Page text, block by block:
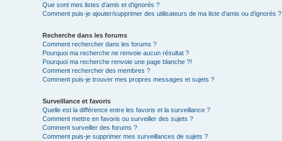
Que sont mes listes d’amis et d’ignorés ?
Comment puis-je ajouter/supprimer des utilisateurs de ma liste d’amis ou d’ignorés ?
Recherche dans les forums
Comment rechercher dans les forums ?
Pourquoi ma recherche ne renvoie aucun résultat ?
Pourquoi ma recherche renvoie une page blanche ?!
Comment rechercher des membres ?
Comment puis-je trouver mes propres messages et sujets ?
Surveillance et favoris
Quelle est la différence entre les favoris et la surveillance ?
Comment mettre en favoris ou surveiller des sujets ?
Comment surveiller des forums ?
Comment puis-je supprimer mes surveillances de sujets ?